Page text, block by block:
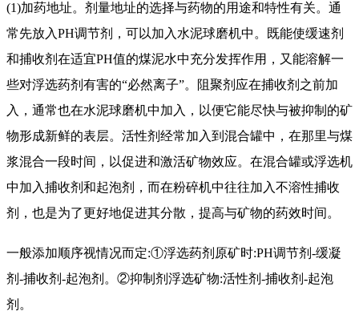
(1)加药地址。剂量地址的选择与药物的用途和特性有关。通
常先放入PH调节剂，可以加入水泥球磨机中。既能使缓速剂
和捕收剂在适宜PH值的煤泥水中充分发挥作用，又能溶解一
些对浮选药剂有害的“必然离子”。阻聚剂应在捕收剂之前加
入，通常也在水泥球磨机中加入，以便它能尽快与被抑制的矿
物形成新鲜的表层。活性剂经常加入到混合罐中，在那里与煤
浆混合一段时间，以促进和激活矿物效应。在混合罐或浮选机
中加入捕收剂和起泡剂，而在粉碎机中往往加入不溶性捕收
剂，也是为了更好地促进其分散，提高与矿物的药效时间。
一般添加顺序视情况而定:①浮选药剂原矿时:PH调节剂-缓凝
剂-捕收剂-起泡剂。②抑制剂浮选矿物:活性剂-捕收剂-起泡
剂。